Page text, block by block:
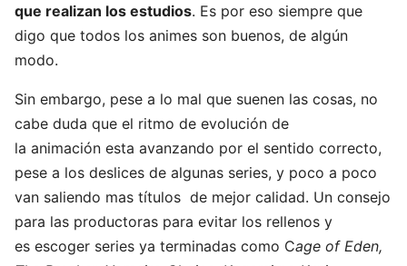
que realizan los estudios. Es por eso siempre que
digo que todos los animes son buenos, de algún
modo.
Sin embargo, pese a lo mal que suenen las cosas, no
cabe duda que el ritmo de evolución de
la animación esta avanzando por el sentido correcto,
pese a los deslices de algunas series, y poco a poco
van saliendo mas títulos de mejor calidad. Un consejo
para las productoras para evitar los rellenos y
es escoger series ya terminadas como Cage of Eden,